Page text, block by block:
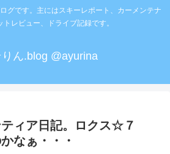
グです。主にはスキーレポート、カーメンテナ
トレビュー、ドライブ記録です。
ん.blog @ayurina
ィア日記。ロクス☆７
なぁ・・・